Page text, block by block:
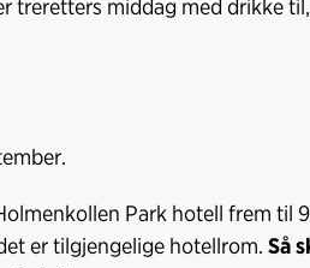
treretters middag med drikke
Park hotell frem til
er tilgjengelige hotellrom. Så